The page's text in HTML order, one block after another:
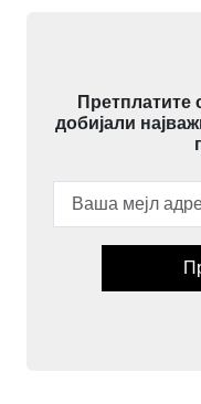
Претплатите
добијали